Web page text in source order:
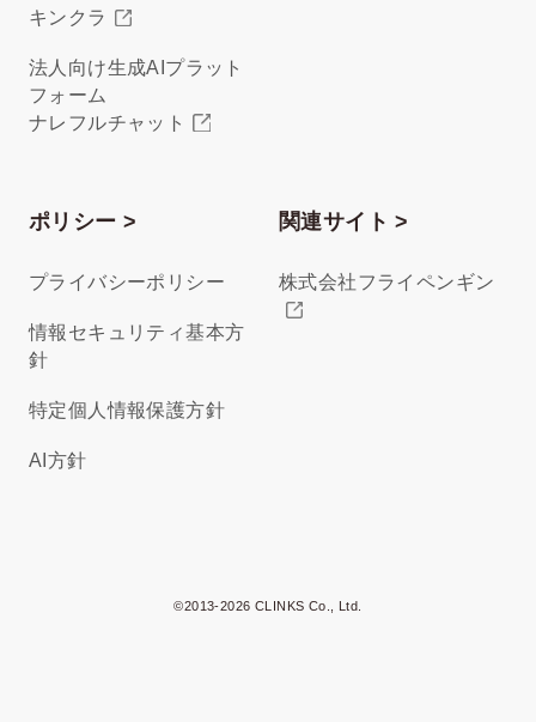
キンクラ
法人向け生成AIプラット
フォーム
ナレフルチャット
ポリシー >
プライバシーポリシー
情報セキュリティ基本方
針
特定個人情報保護方針
AI方針
関連サイト >
株式会社フライペンギン
©2013-2026 CLINKS Co., Ltd.